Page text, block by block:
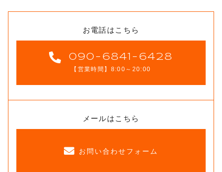
お電話はこちら
090-6841-6428
【営業時間】8:00～20:00
メールはこちら
お問い合わせフォーム